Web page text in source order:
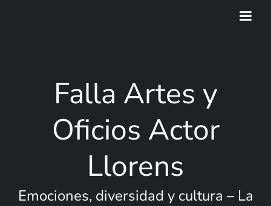
Falla Artes y
Oficios Actor
Llorens
Emociones, diversidad y cultura – La